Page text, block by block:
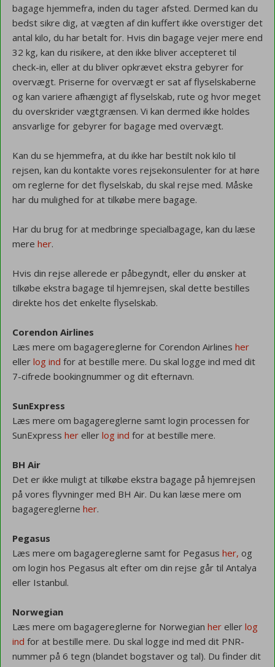
bagage hjemmefra, inden du tager afsted. Dermed kan du
bedst sikre dig, at vægten af din kuffert ikke overstiger det
antal kilo, du har betalt for. Hvis din bagage vejer mere end
32 kg, kan du risikere, at den ikke bliver accepteret til
check-in, eller at du bliver opkrævet ekstra gebyrer for
overvægt. Priserne for overvægt er sat af flyselskaberne
og kan variere afhængigt af flyselskab, rute og hvor meget
du overskrider vægtgrænsen. Vi kan dermed ikke holdes
ansvarlige for gebyrer for bagage med overvægt.
Kan du se hjemmefra, at du ikke har bestilt nok kilo til
rejsen, kan du kontakte vores rejsekonsulenter for at høre
om reglerne for det flyselskab, du skal rejse med. Måske
har du mulighed for at tilkøbe mere bagage.
Har du brug for at medbringe specialbagage, kan du læse
mere her.
Hvis din rejse allerede er påbegyndt, eller du ønsker at
tilkøbe ekstra bagage til hjemrejsen, skal dette bestilles
direkte hos det enkelte flyselskab.
Corendon Airlines
Læs mere om bagagereglerne for Corendon Airlines her
eller log ind for at bestille mere. Du skal logge ind med dit
7-cifrede bookingnummer og dit efternavn.
SunExpress
Læs mere om bagagereglerne samt login processen for
SunExpress her eller log ind for at bestille mere.
BH Air
Det er ikke muligt at tilkøbe ekstra bagage på hjemrejsen
på vores flyvninger med BH Air. Du kan læse mere om
bagagereglerne her.
Pegasus
Læs mere om bagagereglerne samt for Pegasus her, og
om login hos Pegasus alt efter om din rejse går til Antalya
eller Istanbul.
Norwegian
Læs mere om bagagereglerne for Norwegian her eller log
ind for at bestille mere. Du skal logge ind med dit PNR-
nummer på 6 tegn (blandet bogstaver og tal). Du finder dit